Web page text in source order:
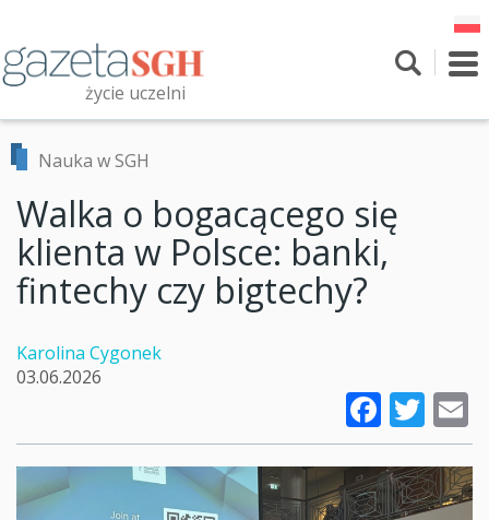
treści
życie uczelni
Przeszukaj witrynę
Nauka w SGH
Walka o bogacącego się
klienta w Polsce: banki,
fintechy czy bigtechy?
Karolina Cygonek
03.06.2026